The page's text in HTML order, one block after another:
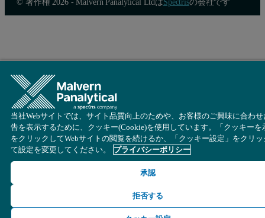
当社Webサイトでは、サイト品質向上のためや、お客様のご興味に合わせ
告を表示するために、クッキー(Cookie)を使用しています。「クッキーを
をクリックしてWebサイトの閲覧を続けるか、「クッキー設定」をクリッ
て設定を変更してください。
プライバシーポリシー
承認
拒否する